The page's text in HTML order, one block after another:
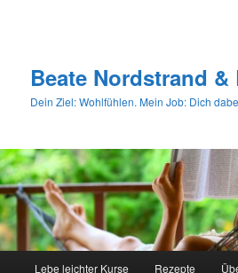
Beate Nordstrand
Dein Ziel: Wohlfühlen. Mein Job: Dich
Lebe leichter Kurse Rezepte